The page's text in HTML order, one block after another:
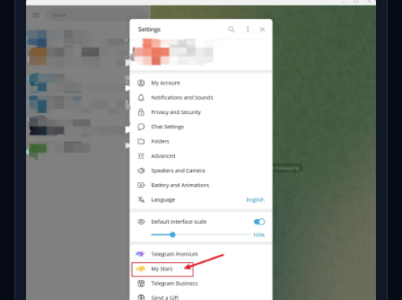
EXPERIMENTA LA REVOLUCIÓN